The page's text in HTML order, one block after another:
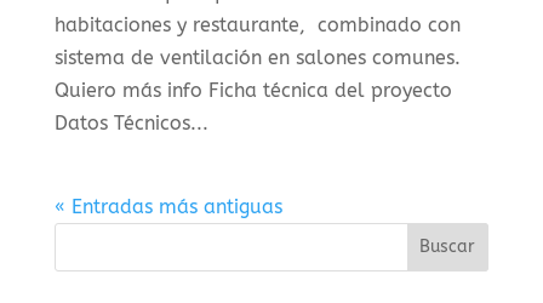
habitaciones y restaurante, combinado con
sistema de ventilación en salones comunes.
Quiero más info Ficha técnica del proyecto
Datos Técnicos...
« Entradas más antiguas